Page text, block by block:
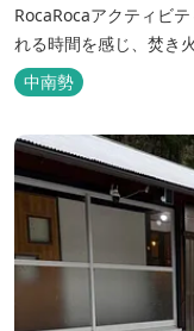
RocaRocaアクティビ
れる時間を感じ、焚き
しめる宿。 ベッドルー
を張って寝ることもで
時をお過ごしくださ
中南勢